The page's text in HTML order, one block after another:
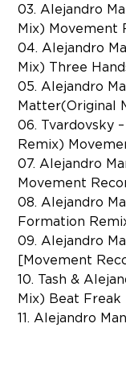
03. Alejandro
Mix) Movement
04. Alejandro
Mix) Three
05. Alejandro
Matter(Original
06. Tvardovsky
Remix)
07. Alejandro
Movement
08. Alejandro
Formation
09. Alejandro
[Movement
10. Tash &
Mix) Beat Freak
11. Alejandro